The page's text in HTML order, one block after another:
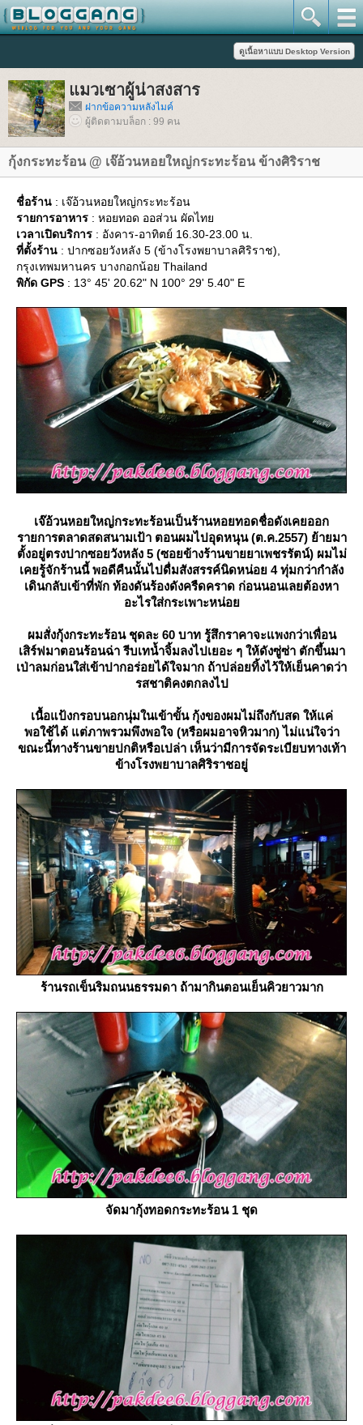
มวเซาผู้น่าสงสาร
ฝากข้อความหลังไมค์
ผู้ติดตามบล็อก : 99 คน
กุ้งกระทะร้อน @ เจ๊อ้วนหอยใหญ่กระทะร้อน ข้างศิริราช
ชื่อร้าน : เจ๊อ้วนหอยใหญ่กระทะร้อน
รายการอาหาร : หอยทอด ออส่วน ผัดไท
เวลาเปิดบริการ : อังคาร-อาทิตย์ 16.30-23.00 น.
ที่ตั้งร้าน : ปากซอยวังหลัง 5 (ข้างโรงพยาบาลศิริราช),
กรุงเทพมหานคร บางกอกน้อย Thailand
พิกัด GPS : 13° 45' 20.62" N 100° 29' 5.40" E
เจ๊อ้วนหอยใหญ่กระทะร้อนเป็นร้านหอยทอดชื่อดังเคยออก
รายการตลาดสดสนามเป้า ตอนผมไปอุดหนุน (ต.ค.2557) ย้ายมา
ตั้งอยู่ตรงปากซอยวังหลัง 5 (ซอยข้างร้านขายยาเพชรรัตน์) ผมไม่
เคยรู้จักร้านนี้ พอดีคืนนั้นไปดื่มสังสรรค์นิดหน่อย 4 ทุ่มกว่ากำลัง
เดินกลับเข้าที่พัก ท้องดันร้องดังครืดคราด ก่อนนอนเลยต้องหา
อะไรใส่กระเพาะหน่อ
ผมสั่งกุ้งกระทะร้อน ชุดละ 60 บาท รู้สึกราคาจะแพงกว่าเพื่อน
เสิร์ฟมาตอนร้อนฉ่า รีบเทน้ำจิ้มลงไปเยอะ ๆ ให้ดังซู่ซ่า ตักขึ้นมา
เป่าลมก่อนใส่เข้าปากอร่อยได้ใจมาก ถ้าปล่อยทิ้งไว้ให้เย็นคาดว่า
รสชาติคงตกลงไป
เนื้อแป้งกรอบนอกนุ่มในเข้าขั้น กุ้งของผมไม่ถึงกับสด ให้แค่
พอใช้ได้ แต่ภาพรวมพึงพอใจ (หรือผมอาจหิวมาก) ไม่แน่ใจว่า
ขณะนี้ทางร้านขายปกติหรือเปล่า เห็นว่ามีการจัดระเบียบทางเท้า
ข้างโรงพยาบาลศิริราชอยู่
ร้านรถเข็นริมถนนธรรมดา ถ้ามากินตอนเย็นคิวยาวมาก
จัดมากุ้งทอดกระทะร้อน 1 ชุด